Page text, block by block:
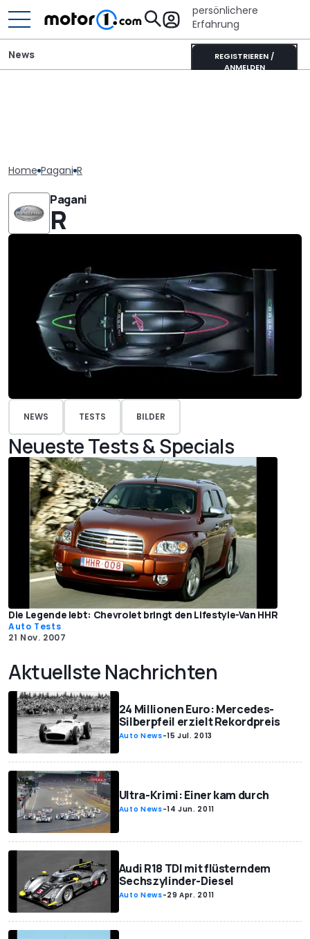
persönlichere
Erfahrung
REGISTRIEREN /
ANMELDEN
News
Home Pagani R
Pagani
R
NEWS TESTS BILDER
Neueste Tests & Specials
Die Legende lebt: Chevrolet bringt den Lifestyle-Van HHR
Auto Tests
21 Nov. 2007
Aktuellste Nachrichten
24 Millionen Euro: Mercedes-
Silberpfeil erzielt Rekordpreis
Auto News-15 Jul. 2013
Ultra-Krimi: Einer kam durch
Auto News-14 Jun. 2011
Audi R18 TDI mit flüsterndem
Sechszylinder-Diesel
Auto News-29 Apr. 2011